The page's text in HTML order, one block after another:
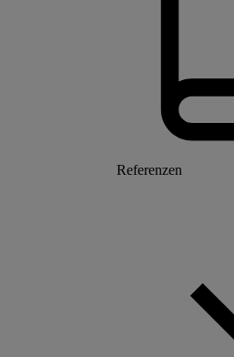
Referenzen